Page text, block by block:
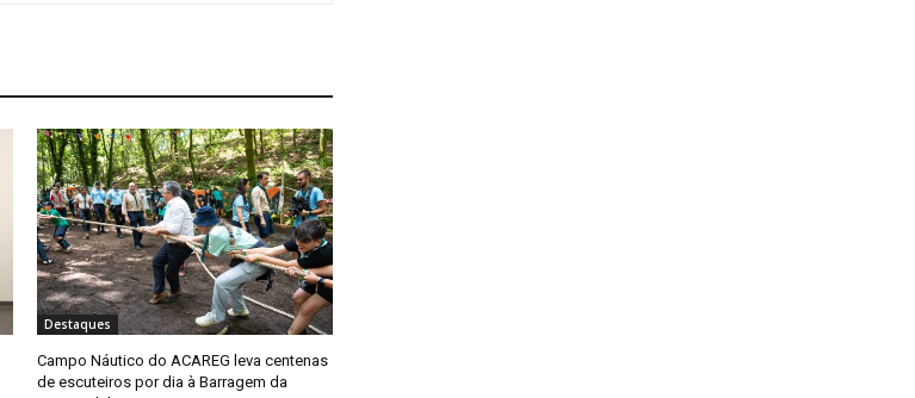
Destaques
Campo Náutico do ACAREG leva centenas
de escuteiros por dia à Barragem da